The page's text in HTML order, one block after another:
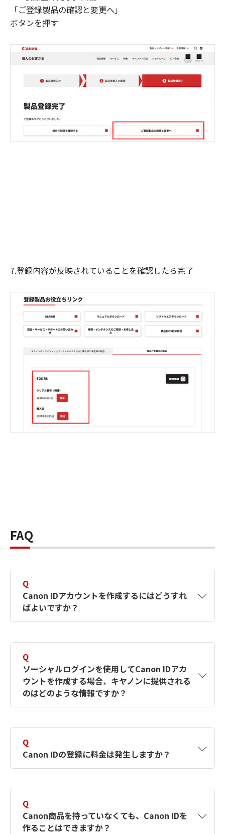
「ご登録製品の確認と変更へ」
ボタンを押す
7.登録内容が反映されていることを確認したら完了
FAQ
Q
Canon IDアカウントを作成するにはどうすれ
ばよいですか？
す。詳しい作成方法は【カメラ】Canon IDとは
何ですか？Canon IDの作成方法は？をご確認く
ださい。
Q
ソーシャルログインを使用してCanon IDアカ
ウントを作成する場合、キヤノンに提供される
のはどのような情報ですか？
択したサービスから取得します。アカウントを
簡単に作成できるように、この情報を使用して
Canon IDの登録フォームを入力します。
Q
Canon IDの登録に料金は発生しますか？
Q
Canon商品を持っていなくても、Canon IDを
作ることはできますか？